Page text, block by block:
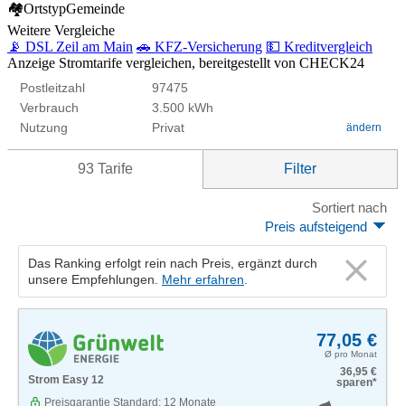
🏘OrtstypGemeinde
Weitere Vergleiche
📡 DSL Zeil am Main 🚗 KFZ-Versicherung 💵 Kreditvergleich
Anzeige Stromtarife vergleichen, bereitgestellt von CHECK24